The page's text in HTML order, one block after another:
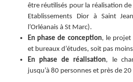
être réutilisés pour la réalisation
Etablissements Dior à Saint
l’Orléanais à St Marc).
En phase de conception, le projet
et bureaux d’études, soit pas
En phase de réalisation, le
jusqu’à 80 personnes et près de